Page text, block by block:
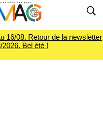
16/08. Retour de la newsletter
2026. Bel été !